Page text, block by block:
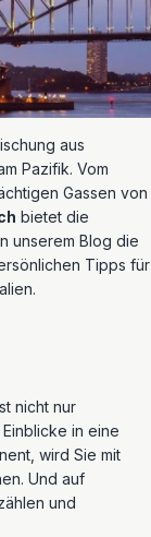
aus
Pazifik. Vom
Gassen von
bietet die
unserem Blog die
Tipps für
nicht nur
in eine
wird Sie mit
Und auf
und